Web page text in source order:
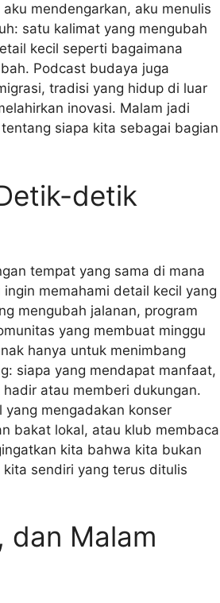
mendengarkan, aku menulis
satu kalimat yang mengubah
kecil seperti bagaimana
Podcast budaya juga
tradisi yang hidup di luar
inovasi. Malam jadi
siapa kita sebagai bagian
detik
tempat yang sama di mana
memahami detail kecil yang
mengubah jalanan, program
yang membuat minggu
hanya untuk menimbang
siapa yang mendapat manfaat,
atau memberi dukungan.
mengadakan konser
bakat lokal, atau klub membaca
kita bahwa kita bukan
sendiri yang terus ditulis
dan Malam